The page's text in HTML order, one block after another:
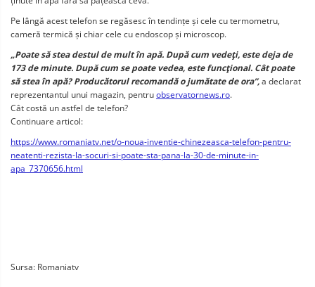
Pe lângă acest telefon se regăsesc în tendințe și cele cu termometru,
cameră termică și chiar cele cu endoscop și microscop.
„Poate să stea destul de mult în apă. După cum vedeţi, este deja de
173 de minute. După cum se poate vedea, este funcţional. Cât poate
să stea în apă? Producătorul recomandă o jumătate de ora”,a declarat
reprezentantul unui magazin, pentruobservatornews.ro.
Cât costă un astfel de telefon?
Continuare articol:
https://www.romaniatv.net/o-noua-inventie-chinezeasca-telefon-pentru-
neatenti-rezista-la-socuri-si-poate-sta-pana-la-30-de-minute-in-
apa_7370656.html
Sursa: Romaniatv